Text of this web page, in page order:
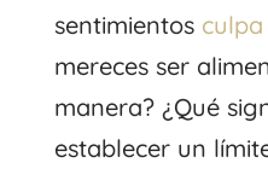
sentimientos culpa
mereces ser
manera? ¿Qué
establecer un